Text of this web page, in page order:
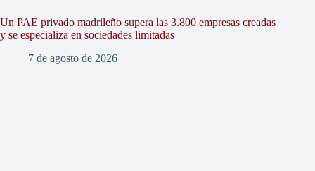
Un PAE privado madrileño supera las 3.800 empresas creadas
y se especializa en sociedades limitadas
7 de agosto de 2026